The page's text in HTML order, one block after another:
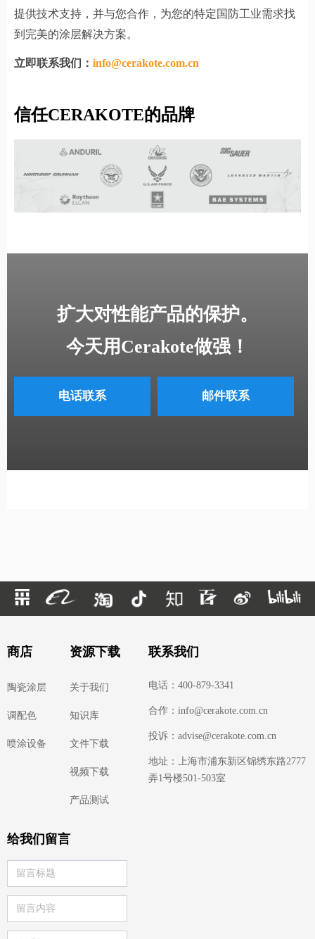
扩大对性能产品的保护。
今天用Cerakote做强！
邮件联系
电话联系
信任CERAKOTE的品牌
提供技术支持，并与您合作，为您的特定国防工业需求找
到完美的涂层解决方案。
立即联系我们： info@cerakote.com.cn
商店
陶瓷涂层
调配色
喷涂设备
资源下载
关于我们
知识库
文件下载
视频下载
产品测试
给我们留言
联系我们
电话：400-879-3341
合作：info@cerakote.com.cn
投诉：advise@cerakote.com.cn
地址：上海市浦东新区锦绣东路2777
弄1号楼501-503室